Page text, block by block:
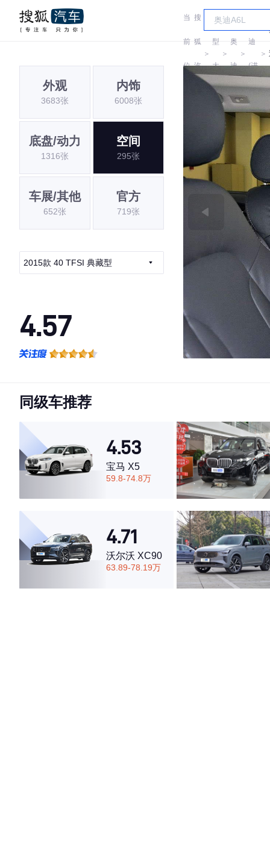
当
前
位
搜
狐
汽
＞
车
型
大
全
＞
奥
迪
＞
迪
(进
口)
＞
外观
3683张
内饰
6008张
底盘/动力
1316张
空间
295张
车展/其他
652张
官方
719张
2015款 40 TFSI 典藏型
4.57
·空间表现一般，低于70%同级车
同级车推荐
4.53
宝马 X5
59.8-74.8万
4.71
沃尔沃 XC90
63.89-78.19万